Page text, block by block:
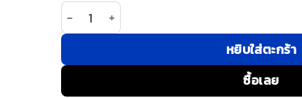
จำนวน WiWU รุ่น Skin Touch - เคส iPhone 17
หยิบใส่ตะกร้า
ซื้อเลย